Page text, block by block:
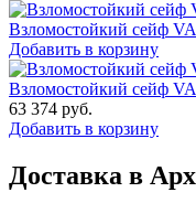
Взломостойкий сейф
Добавить в корзину
Взломостойкий сейф
63 374 руб.
Добавить в корзину
Доставка в